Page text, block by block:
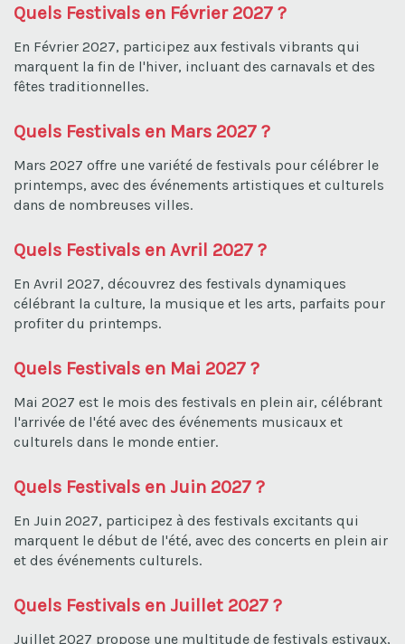
Quels Festivals en Février 2027 ?
En Février 2027, participez aux festivals vibrants qui
marquent la fin de l'hiver, incluant des carnavals et des
fêtes traditionnelles.
Quels Festivals en Mars 2027 ?
Mars 2027 offre une variété de festivals pour célébrer le
printemps, avec des événements artistiques et culturels
dans de nombreuses villes.
Quels Festivals en Avril 2027 ?
En Avril 2027, découvrez des festivals dynamiques
célébrant la culture, la musique et les arts, parfaits pour
profiter du printemps.
Quels Festivals en Mai 2027 ?
Mai 2027 est le mois des festivals en plein air, célébrant
l'arrivée de l'été avec des événements musicaux et
culturels dans le monde entier.
Quels Festivals en Juin 2027 ?
En Juin 2027, participez à des festivals excitants qui
marquent le début de l'été, avec des concerts en plein air
et des événements culturels.
Quels Festivals en Juillet 2027 ?
Juillet 2027 propose une multitude de festivals estivaux,